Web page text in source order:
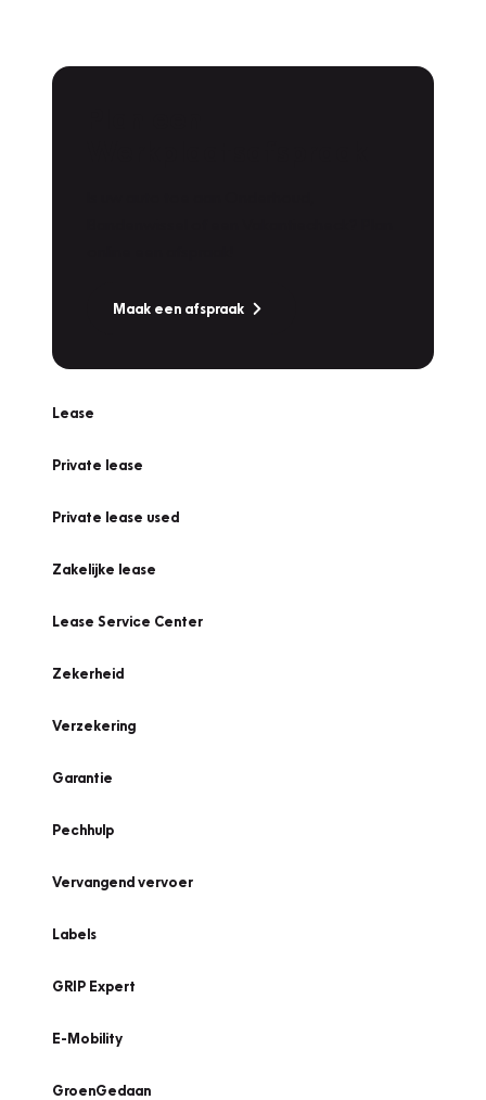
Maak een afspraak
Lease
Private lease
Private lease used
Zakelijke lease
Lease Service Center
Zekerheid
Verzekering
Garantie
Pechhulp
Vervangend vervoer
Labels
GRIP Expert
E-Mobility
GroenGedaan